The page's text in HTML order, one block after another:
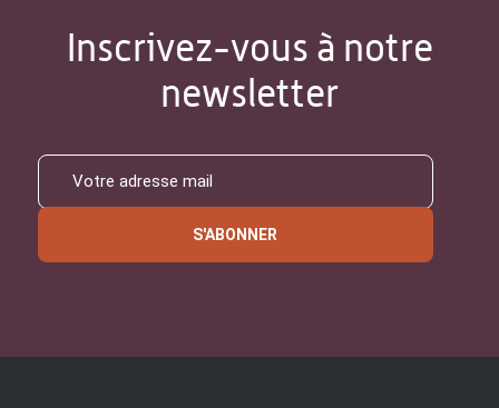
Inscrivez-vous à notre
newsletter
S'ABONNER